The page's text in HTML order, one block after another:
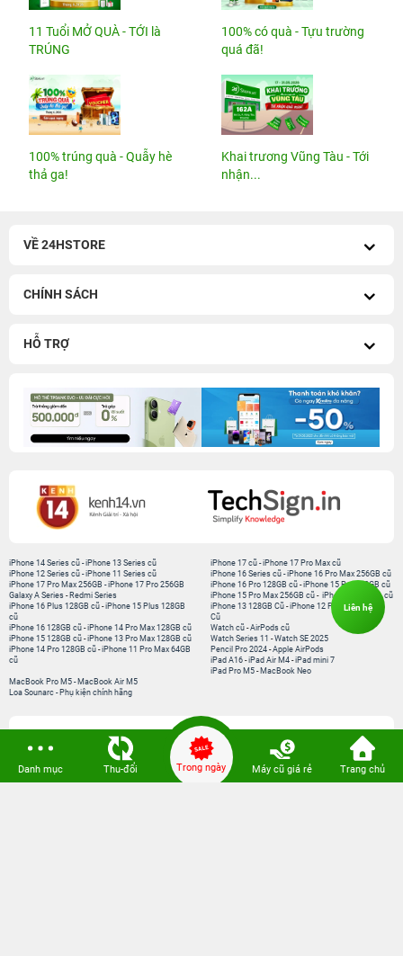
11 Tuổi MỞ QUÀ - TỚI là
TRÚNG
100% có quà - Tựu trường
quá đã!
100% trúng quà - Quẫy hè
thả ga!
Khai trương Vũng Tàu - Tới
nhận...
VỀ 24HSTORE
CHÍNH SÁCH
HỖ TRỢ
iPhone 14 Series cũ -iPhone 13 Series cũ
iPhone 12 Series cũ -iPhone 11 Series cũ
iPhone 17 Pro Max 256GB -iPhone 17 Pro 256GB
Galaxy A Series - Redmi Series
iPhone 17 cũ -iPhone 17 Pro Max cũ
iPhone 16 Series cũ - iPhone 16 Pro Max 256GB cũ
iPhone 16 Pro 128GB cũ -iPhone 15 Pro 128GB cũ
iPhone 15 Pro Max 256GB cũ - iPhone 15 Series cũ
iPhone 16 Plus 128GB cũ -iPhone 15 Plus 128GB
cũ
iPhone 16 128GB cũ -iPhone 14 Pro Max 128GB cũ
iPhone 15 128GB cũ -iPhone 13 Pro Max 128GB cũ
iPhone 14 Pro 128GB cũ -iPhone 11 Pro Max 64GB
cũ
iPhone 13 128GB Cũ -iPhone 12 Pro Max 128GB
Cũ
Watch cũ -AirPods cũ
Watch Series 11 -Watch SE 2025
Pencil Pro 2024 -Apple AirPods
iPad A16 -iPad Air M4 -iPad mini 7
iPad Pro M5 - MacBook Neo
MacBook Pro M5 - MacBook Air M5
Loa Sounarc - Phụ kiện chính hãng
Kết nối 24hStore
Danh mục Thu-đổi Trong ngày Máy cũ giá rẻ Trang chủ
Liên hệ